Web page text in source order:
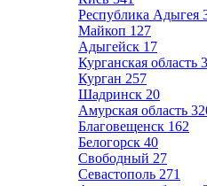
Республика Адыгея
Майкоп 127
Адыгейск 17
Курганская область
Курган 257
Шадринск 20
Амурская область
Благовещенск 162
Белогорск 40
Свободный 27
Севастополь 271